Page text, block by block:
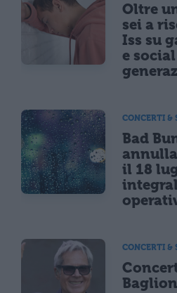
Oltre
sei a
Iss su
e
CONCERTI &
Bad
il 18
CONCERTI &